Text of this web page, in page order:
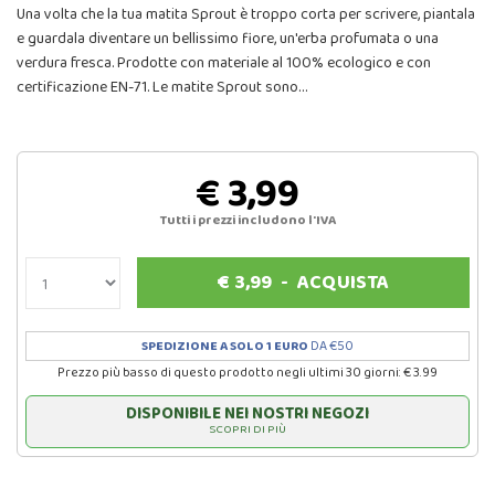
Una volta che la tua matita Sprout è troppo corta per scrivere, piantala
e guardala diventare un bellissimo fiore, un'erba profumata o una
verdura fresca. Prodotte con materiale al 100% ecologico e con
certificazione EN-71. Le matite Sprout sono…
€ 3,99
Tutti i prezzi includono l'IVA
€ 3,99 -ACQUISTA
SPEDIZIONE A SOLO 1 EURO DA €50
Prezzo più basso di questo prodotto negli ultimi 30 giorni: € 3.99
DISPONIBILE NEI NOSTRI NEGOZI
SCOPRI DI PIÙ